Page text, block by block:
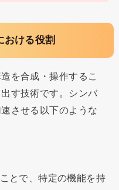
おける役割
を合成・操作するこ
す技術です。シンバ
させる以下のような
とで、特定の機能を持